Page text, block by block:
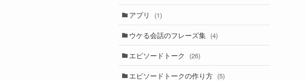
アプリ (1)
ウケる会話のフレーズ集 (4)
エピソードトーク (26)
エピソードトークの作り方 (5)